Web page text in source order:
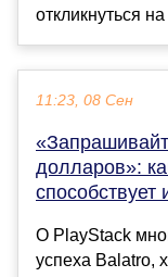
откликнуться
11:23, 08 Сен
долларов»:
способствует
О PlayStack
успеха Balatro,